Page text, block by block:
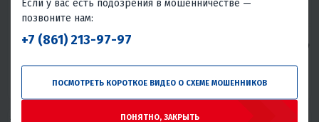
Замки зажигания, комплекты
замков
Пульты, домики, блоки
переключения руля
Если у вас есть подозрения в мошенничестве —
позвоните нам:
+7 (861) 213-97-97
ПОСМОТРЕТЬ КОРОТКОЕ ВИДЕО О СХЕМЕ МОШЕННИКОВ
ПОНЯТНО, ЗАКРЫТЬ